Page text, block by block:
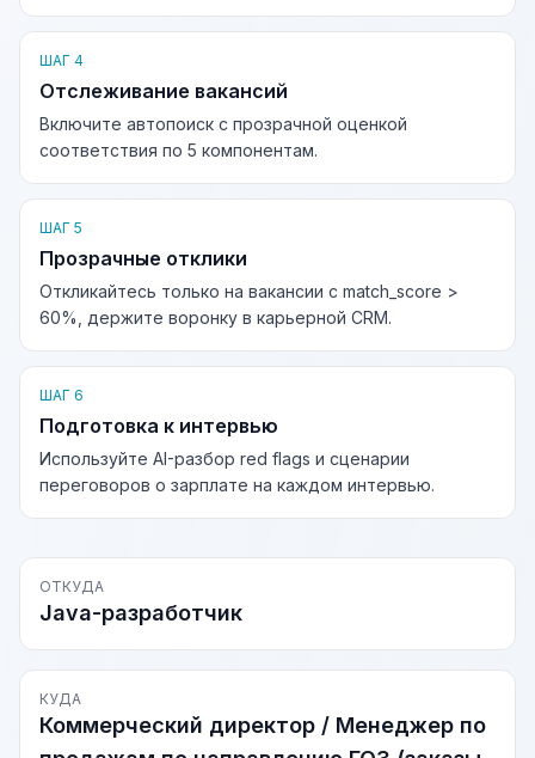
ШАГ 4
Отслеживание вакансий
Включите автопоиск с прозрачной оценкой
соответствия по 5 компонентам.
ШАГ 5
Прозрачные отклики
Откликайтесь только на вакансии с match_score >
60%, держите воронку в карьерной CRM.
ШАГ 6
Подготовка к интервью
Используйте AI-разбор red flags и сценарии
переговоров о зарплате на каждом интервью.
ОТКУДА
Java-разработчик
КУДА
Коммерческий директор / Менеджер по